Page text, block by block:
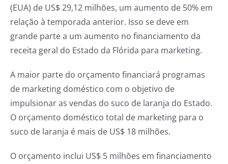
(EUA) de US$ 29,12 milhões, um aumento de 50% em
relação à temporada anterior. Isso se deve em
grande parte a um aumento no financiamento da
receita geral do Estado da Flórida para marketing.
A maior parte do orçamento financiará programas
de marketing doméstico com o objetivo de
impulsionar as vendas do suco de laranja do Estado.
O orçamento doméstico total de marketing para o
suco de laranja é mais de US$ 18 milhões.
O orçamento inclui US$ 5 milhões em financiamento